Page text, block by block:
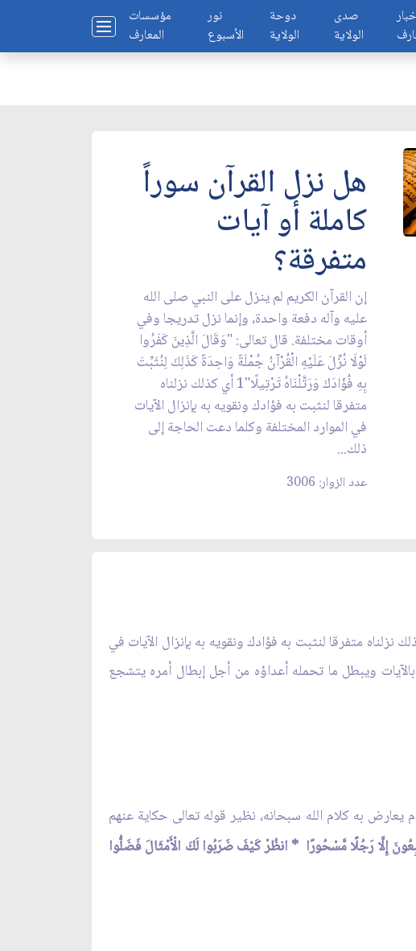
مؤسسات
المعارف
نور
الأسبوع
دوحة
الولاية
صدى
الولاية
هل نزل القرآن سوراً
كاملة أو آيات
متفرقة؟
إن القرآن الكريم لم ينزل على النبي صلى الله
عليه وآله دفعة واحدة، وإنما نزل تدريجا وفي
أوقات مختلفة. قال تعالى: "وَقَالَ الَّذِينَ كَفَرُوا
لَوْلَا نُزِّلَ عَلَيْهِ الْقُرْآنُ جُمْلَةً وَاحِدَةً كَذَلِكَ لِنُثَبِّتَ
بِهِ فُؤَادَكَ وَرَتَّلْنَاهُ تَرْتِيلًا"1 أي كذلك نزلناه
متفرقا لنثبت به فؤادك ونقويه به بإنزال الآيات
في الموارد المختلفة وكلما دعت الحاجة إلى
ذلك...
عدد الزوار: 3006
نزلناه متفرقا لنثبت به فؤادك ونقويه به بإنزال الآيات في
ويبطل ما تحمله أعداؤه من أجل إبطال أمره يتشجع
به كلام الله سبحانه، نظير قوله تعالى حكاية عنهم
إِلَّا رَجُلًا مَّسْحُورًا * انظُرْ كَيْفَ ضَرَبُوا لَكَ الْأَمْثَالَ فَضَلُّوا